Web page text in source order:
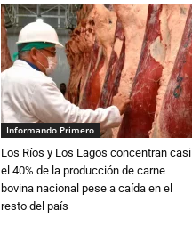
Informando Primero
Los Ríos y Los Lagos concentran casi
el 40% de la producción de carne
bovina nacional pese a caída en el
resto del país